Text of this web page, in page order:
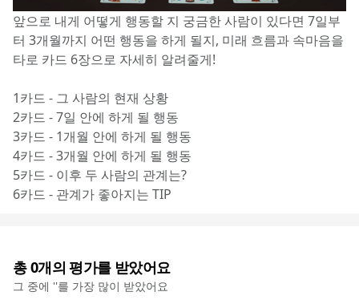
앞으로 내게 어떻게 행동할 지 궁금한 사람이 있다면 7일부
터 3개월까지 어떤 행동을 하게 될지, 미래 흐름과 속마음을
타로 카드 6장으로 자세히 알려줄게!
1카드 - 그 사람의 현재 상황
2카드 - 7일 안에 하게 될 행동
3카드 - 1개월 안에 하게 될 행동
4카드 - 3개월 안에 하게 될 행동
5카드 - 이후 두 사람의 관계는?
6카드 - 관계가 좋아지는 TIP
총0개의 평가를 받았어요
그 중에 ''를 가장 많이 받았어요